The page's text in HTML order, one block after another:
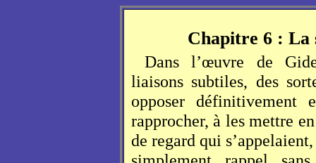
Chapitre 6 : La
Dans l’œuvre de
liaisons subtiles, des
opposer définitivement
rapprocher, à les mettre
de regard qui